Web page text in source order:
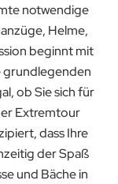
notwendige
Helme,
beginnt mit
grundlegenden
ob Sie sich für
Extremtour
dass Ihre
der Spaß
und Bäche in